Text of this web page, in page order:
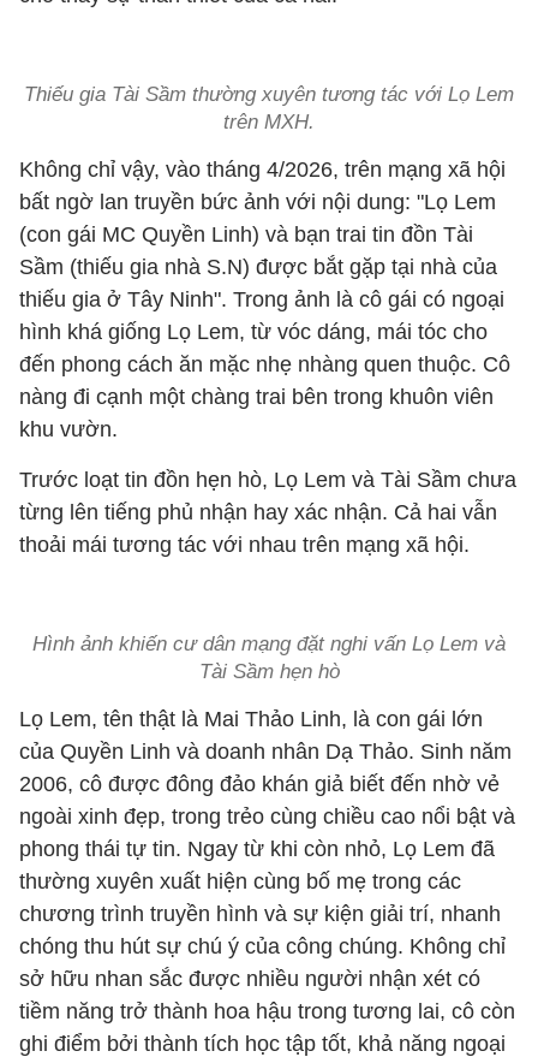
Thiếu gia Tài Sầm thường xuyên tương tác với Lọ Lem
trên MXH.
Không chỉ vậy, vào tháng 4/2026, trên mạng xã hội
bất ngờ lan truyền bức ảnh với nội dung: "Lọ Lem
(con gái MC Quyền Linh) và bạn trai tin đồn Tài
Sầm (thiếu gia nhà S.N) được bắt gặp tại nhà của
thiếu gia ở Tây Ninh". Trong ảnh là cô gái có ngoại
hình khá giống Lọ Lem, từ vóc dáng, mái tóc cho
đến phong cách ăn mặc nhẹ nhàng quen thuộc. Cô
nàng đi cạnh một chàng trai bên trong khuôn viên
khu vườn.
Trước loạt tin đồn hẹn hò, Lọ Lem và Tài Sầm chưa
từng lên tiếng phủ nhận hay xác nhận. Cả hai vẫn
thoải mái tương tác với nhau trên mạng xã hội.
Hình ảnh khiến cư dân mạng đặt nghi vấn Lọ Lem và
Tài Sầm hẹn hò
Lọ Lem, tên thật là Mai Thảo Linh, là con gái lớn
của Quyền Linh và doanh nhân Dạ Thảo. Sinh năm
2006, cô được đông đảo khán giả biết đến nhờ vẻ
ngoài xinh đẹp, trong trẻo cùng chiều cao nổi bật và
phong thái tự tin. Ngay từ khi còn nhỏ, Lọ Lem đã
thường xuyên xuất hiện cùng bố mẹ trong các
chương trình truyền hình và sự kiện giải trí, nhanh
chóng thu hút sự chú ý của công chúng. Không chỉ
sở hữu nhan sắc được nhiều người nhận xét có
tiềm năng trở thành hoa hậu trong tương lai, cô còn
ghi điểm bởi thành tích học tập tốt, khả năng ngoại